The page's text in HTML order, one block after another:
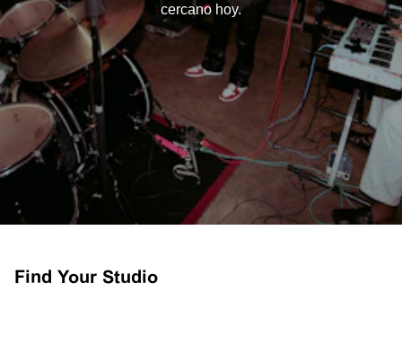
cercano hoy.
Find Your Studio